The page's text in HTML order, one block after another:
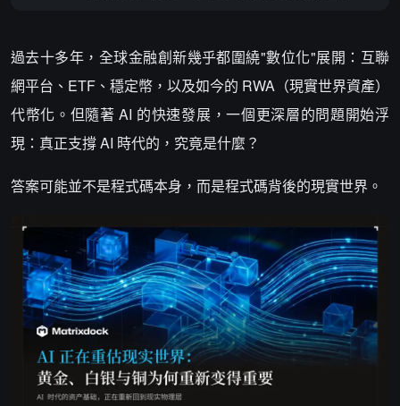
過去十多年，全球金融創新幾乎都圍繞"數位化"展開：互聯
網平台、ETF、穩定幣，以及如今的 RWA（現實世界資產）
代幣化。但隨著 AI 的快速發展，一個更深層的問題開始浮
現：真正支撐 AI 時代的，究竟是什麼？
答案可能並不是程式碼本身，而是程式碼背後的現實世界。